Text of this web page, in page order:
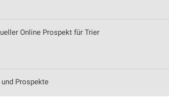
Online Prospekt für Trier
Prospekte